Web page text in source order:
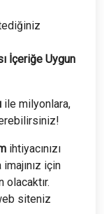
İçeriğe Uygun
ile milyonlara,
ihtiyacınızı
için
olacaktır.
siteniz